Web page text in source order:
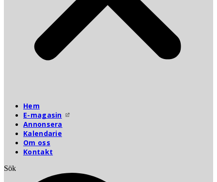
Hem
E-magasin
Annonsera
Kalendarie
Om oss
Kontakt
Sök